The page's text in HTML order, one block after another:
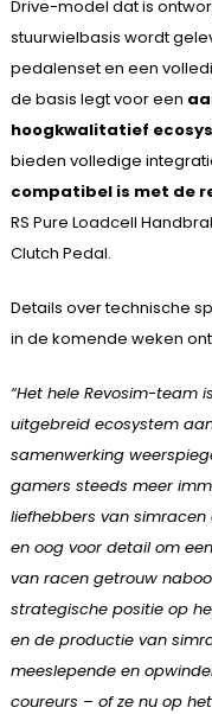
Drive-model dat is
stuurwielbasis wordt
pedalenset en een
de basis legt voor een
hoogkwalitatief
bieden volledige
compatibel is met de
RS Pure Loadcell
Clutch Pedal.
Details over technische
in de komende weken
“Het hele Revosim-team
uitgebreid ecosystem
samenwerking
gamers steeds meer
liefhebbers van
en oog voor detail om
van racen getrouw
strategische positie op
en de productie van
meeslepende en
coureurs – of ze nu op